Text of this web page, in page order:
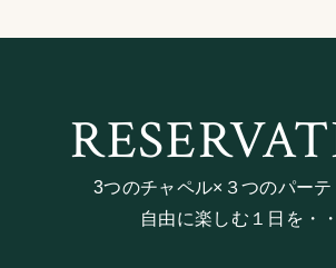
3つのチャペル×３つのパーテ
自由に楽しむ１日を・